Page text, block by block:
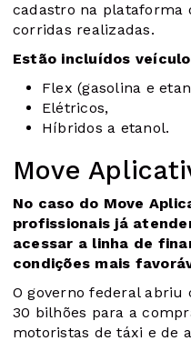
cadastro na plataforma
corridas realizadas.
Estão incluídos
Flex (gasolina e
Elétricos,
Híbridos a etanol.
Move
No caso do Move
profissionais já
acessar a linha de
condições mais
O governo federal abriu
30 bilhões para a
motoristas de táxi e de